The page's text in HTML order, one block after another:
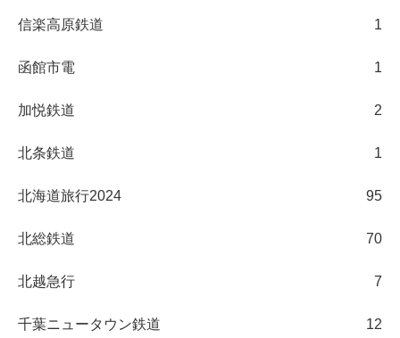
信楽高原鉄道 1
函館市電 1
加悦鉄道 2
北条鉄道 1
北海道旅行2024 95
北総鉄道 70
北越急行 7
千葉ニュータウン鉄道 12